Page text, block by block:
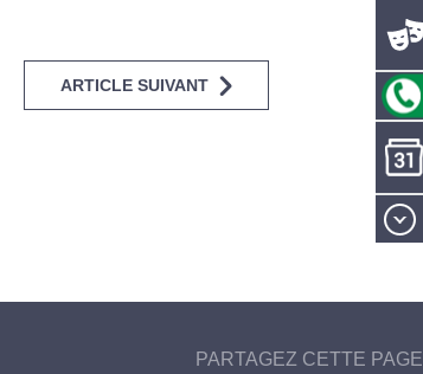
ARTICLE SUIVANT
PARTAGEZ CETTE PAGE